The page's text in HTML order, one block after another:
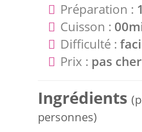
Préparation :
Cuisson :
Difficulté :
Prix : pas cher
Ingrédients
personnes)